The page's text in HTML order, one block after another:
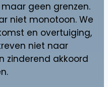
geen grenzen.
niet monotoon. We
en overtuiging,
niet naar
zinderend akkoord